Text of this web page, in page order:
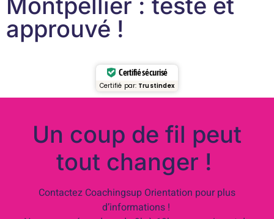
approuvé !
Certifié sécurisé
Certifié par: Trustindex
Un coup de fil peut
tout changer !
Contactez Coachingsup Orientation pour plus
d’informations !